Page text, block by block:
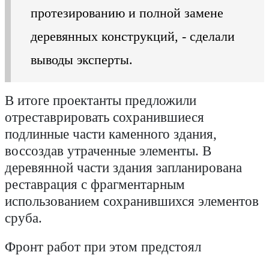
протезированию и полной замене
деревянных конструкций, - сделали
выводы эксперты.
В итоге проектанты предложили
отреставрировать сохранившиеся
подлинные части каменного здания,
воссоздав утраченные элементы. В
деревянной части здания запланирована
реставрация с фрагментарным
использованием сохранившихся элементов
сруба.
Фронт работ при этом предстоял